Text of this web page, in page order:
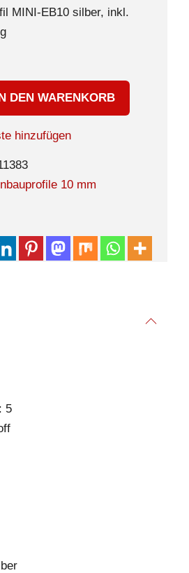
MINI-EB10 silber, inkl.
DEN WARENKORB
hinzufügen
10 mm
5